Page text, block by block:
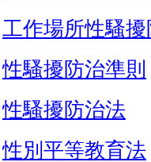
工作場所性騷
性騷擾防治準則
性騷擾防治法
性別平等教育法